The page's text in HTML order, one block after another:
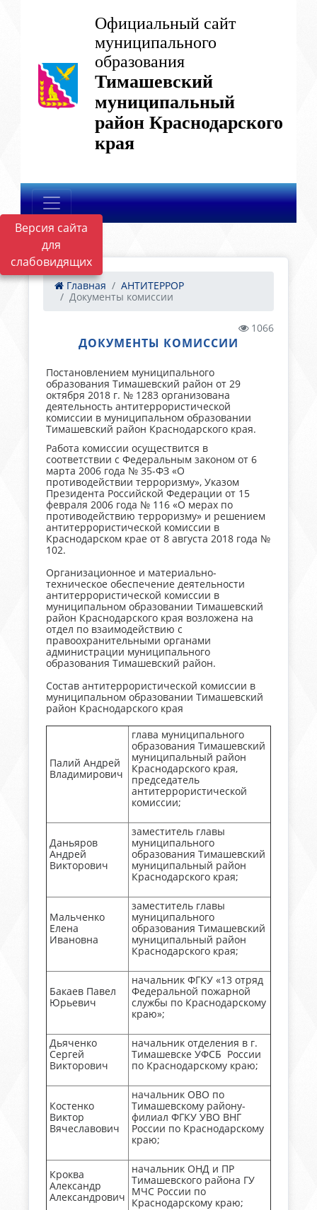
Версия сайта
для
слабовидящих
Официальный сайт
муниципального
образования
Тимашевский
муниципальный
район Краснодарского
края
Главная
АНТИТЕРРОР
Документы комиссии
1066
ДОКУМЕНТЫ КОМИССИИ
Постановлением муниципального
образования Тимашевский район от 29
октября 2018 г. № 1283 организована
деятельность антитеррористической
комиссии в муниципальном образовании
Тимашевский район Краснодарского края.
Работа комиссии осуществится в
соответствии с Федеральным законом от 6
марта 2006 года № 35-ФЗ «О
противодействии терроризму», Указом
Президента Российской Федерации от 15
февраля 2006 года № 116 «О мерах по
противодействию терроризму» и решением
антитеррористической комиссии в
Краснодарском крае от 8 августа 2018 года №
102.
Организационное и материально-
техническое обеспечение деятельности
антитеррористической комиссии в
муниципальном образовании Тимашевский
район Краснодарского края возложена на
отдел по взаимодействию с
правоохранительными органами
администрации муниципального
образования Тимашевский район.
Состав антитеррористической комиссии в
муниципальном образовании Тимашевский
район Краснодарского края
Палий Андрей
Владимирович
глава муниципального
образования Тимашевский
муниципальный район
Краснодарского края,
председатель
антитеррористической
комиссии;
Даньяров
Андрей
Викторович
заместитель главы
муниципального
образования Тимашевский
муниципальный район
Краснодарского края;
Мальченко
Елена
Ивановна
заместитель главы
муниципального
образования Тимашевский
муниципальный район
Краснодарского края;
Бакаев Павел
Юрьевич
начальник ФГКУ «13 отряд
Федеральной пожарной
службы по Краснодарскому
краю»;
Дьяченко
Сергей
Викторович
начальник отделения в г.
Тимашевске УФСБ России
по Краснодарскому краю;
Костенко
Виктор
Вячеславович
начальник ОВО по
Тимашевскому району-
филиал ФГКУ УВО ВНГ
России по Краснодарскому
краю;
Кроква
Александр
Александрович
начальник ОНД и ПР
Тимашевского района ГУ
МЧС России по
Краснодарскому краю;